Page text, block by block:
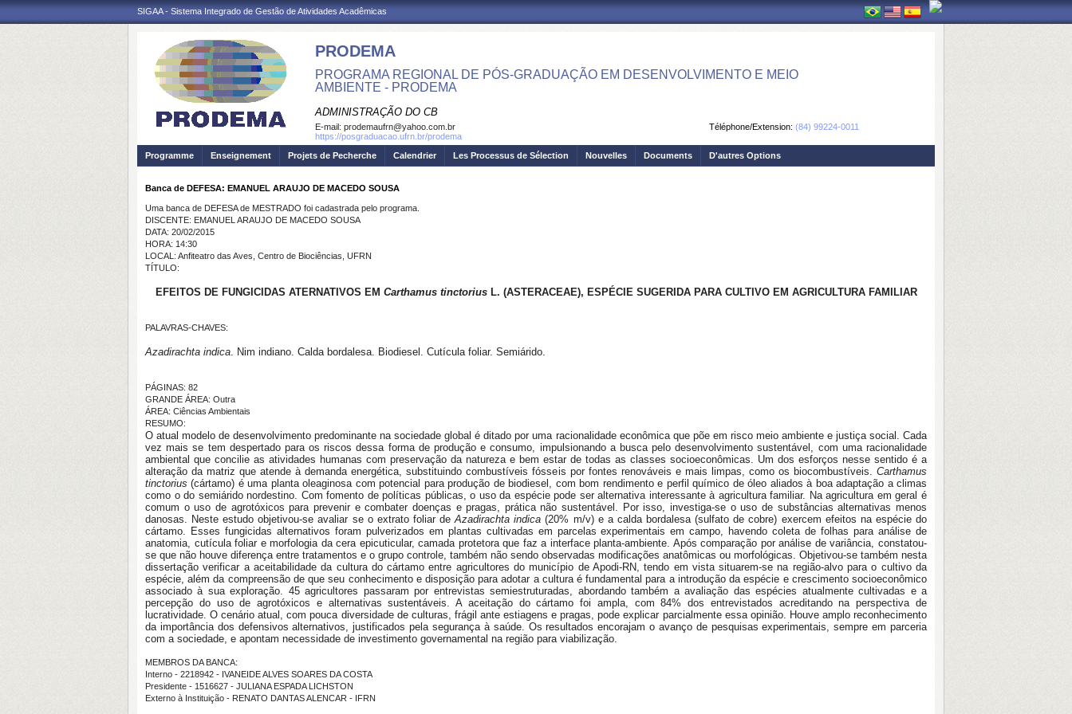
SIGAA - Sistema Integrado de Gestão de Atividades Acadêmicas
PRODEMA
PROGRAMA REGIONAL DE PÓS-GRADUAÇÃO EM DESENVOLVIMENTO E MEIO
AMBIENTE - PRODEMA
ADMINISTRAÇÃO DO CB
Téléphone/Extension: (84) 99224-0011
E-mail: prodemaufrn@yahoo.com.br
https://posgraduacao.ufrn.br/prodema
Programme
Enseignement Projets de Pecherche Calendrier Les Processus de Sélection Nouvelles Documents D'autres Options
Banca de DEFESA: EMANUEL ARAUJO DE MACEDO SOUSA
Uma banca de DEFESA de MESTRADO foi cadastrada pelo programa.
DISCENTE: EMANUEL ARAUJO DE MACEDO SOUSA
DATA: 20/02/2015
HORA: 14:30
LOCAL: Anfiteatro das Aves, Centro de Biociências, UFRN
TÍTULO:
EFEITOS DE FUNGICIDAS ATERNATIVOS EM Carthamus tinctoriusL. (ASTERACEAE), ESPÉCIE SUGERIDA PARA CULTIVO EM AGRICULTURA FAMILIAR
PALAVRAS-CHAVES:
Azadirachta indica. Nim indiano. Calda bordalesa. Biodiesel. Cutícula foliar. Semiárido.
PÁGINAS: 82
GRANDE ÁREA: Outra
ÁREA: Ciências Ambientais
RESUMO:
O atual modelo de desenvolvimento predominante na sociedade global é ditado por uma racionalidade econômica que põe em risco meio ambiente e justiça social. Cada
vez mais se tem despertado para os riscos dessa forma de produção e consumo, impulsionando a busca pelo desenvolvimento sustentável, com uma racionalidade
ambiental que concilie as atividades humanas com preservação da natureza e bem estar de todas as classes socioeconômicas. Um dos esforços nesse sentido é a
alteração da matriz que atende à demanda energética, substituindo combustíveis fósseis por fontes renováveis e mais limpas, como os biocombustíveis. Carthamus
tinctorius (cártamo) é uma planta oleaginosa com potencial para produção de biodiesel, com bom rendimento e perfil químico de óleo aliados à boa adaptação a climas
como o do semiárido nordestino. Com fomento de políticas públicas, o uso da espécie pode ser alternativa interessante à agricultura familiar. Na agricultura em geral é
comum o uso de agrotóxicos para prevenir e combater doenças e pragas, prática não sustentável. Por isso, investiga-se o uso de substâncias alternativas menos
danosas. Neste estudo objetivou-se avaliar se o extrato foliar deAzadirachta indica (20% m/v) e a calda bordalesa (sulfato de cobre) exercem efeitos na espécie do
cártamo. Esses fungicidas alternativos foram pulverizados em plantas cultivadas em parcelas experimentais em campo, havendo coleta de folhas para análise de
anatomia, cutícula foliar e morfologia da cera epicuticular, camada protetora que faz a interface planta-ambiente. Após comparação por análise de variância, constatou-
se que não houve diferença entre tratamentos e o grupo controle, também não sendo observadas modificações anatômicas ou morfológicas. Objetivou-se também nesta
dissertação verificar a aceitabilidade da cultura do cártamo entre agricultores do município de Apodi-RN, tendo em vista situarem-se na região-alvo para o cultivo da
espécie, além da compreensão de que seu conhecimento e disposição para adotar a cultura é fundamental para a introdução da espécie e crescimento socioeconômico
associado à sua exploração. 45 agricultores passaram por entrevistas semiestruturadas, abordando também a avaliação das espécies atualmente cultivadas e a
percepção do uso de agrotóxicos e alternativas sustentáveis. A aceitação do cártamo foi ampla, com 84% dos entrevistados acreditando na perspectiva de
lucratividade. O cenário atual, com pouca diversidade de culturas, frágil ante estiagens e pragas, pode explicar parcialmente essa opinião. Houve amplo reconhecimento
da importância dos defensivos alternativos, justificados pela segurança à saúde. Os resultados encorajam o avanço de pesquisas experimentais, sempre em parceria
com a sociedade, e apontam necessidade de investimento governamental na região para viabilização.
MEMBROS DA BANCA:
Interno - 2218942 - IVANEIDE ALVES SOARES DA COSTA
Presidente - 1516627 - JULIANA ESPADA LICHSTON
Externo à Instituição - RENATO DANTAS ALENCAR - IFRN